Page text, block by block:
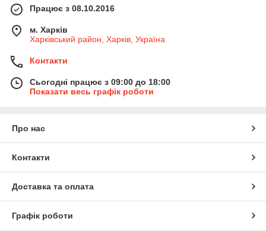
Працює з 08.10.2016
м. Харків
Харківський район, Харків, Україна
Контакти
Сьогодні працює з 09:00 до 18:00
Показати весь графік роботи
Про нас
Контакти
Доставка та оплата
Графік роботи